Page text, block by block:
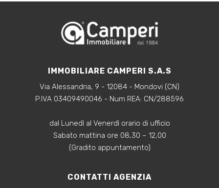
IMMOBILIARE CAMPERI S.A.S
Via Alessandria, 9 - 12084 - Mondovi (CN)
P.IVA 03409490046 - Num REA: CN/288596
dal Lunedì al Venerdì orario di ufficio
Sabato mattina ore 08,30 – 12,00
(Gradito appuntamento)
CONTATTI AGENZIA